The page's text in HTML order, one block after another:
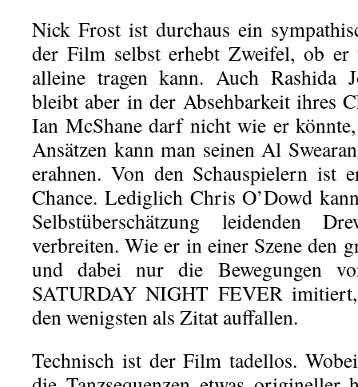
Nick Frost ist durchaus ein
der Film selbst erhebt Zweifel, ob er
alleine tragen kann. Auch Rashida
bleibt aber in der Absehbarkeit ihres
Ian McShane darf nicht wie er
Ansätzen kann man seinen Al
erahnen. Von den Schauspielern ist
Chance. Lediglich Chris O’Dowd
Selbstüberschätzung leidenden
verbreiten. Wie er in einer Szene den
und dabei nur die Bewegungen
SATURDAY NIGHT FEVER
den wenigsten als Zitat auffallen.
Technisch ist der Film tadellos.